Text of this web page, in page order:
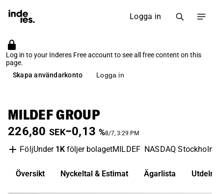
Logga in
Log in to your Inderes Free account to see all free content on this
page.
Skapa användarkonto
Logga in
MILDEF GROUP
226,80 SEK−0,13 %8/7, 3:29 PM
FöljUnder 1K följer bolagetMILDEF NASDAQ Stockholm
Översikt Nyckeltal & Estimat Ägarlista